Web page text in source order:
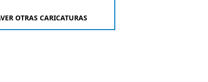
VER OTRAS CARICATURAS